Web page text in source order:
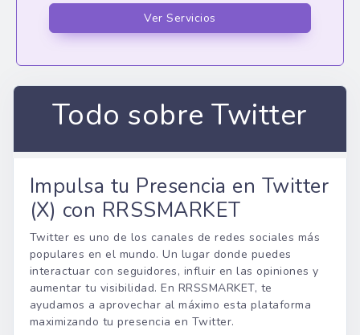
Ver Servicios
Todo sobre Twitter
Impulsa tu Presencia en Twitter
(X) con RRSSMARKET
Twitter es uno de los canales de redes sociales más
populares en el mundo. Un lugar donde puedes
interactuar con seguidores, influir en las opiniones y
aumentar tu visibilidad. En RRSSMARKET, te
ayudamos a aprovechar al máximo esta plataforma
maximizando tu presencia en Twitter.